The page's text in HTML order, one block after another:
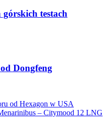
górskich testach
Dongfeng
od Hexagon w USA
– Citymood 12 LNG